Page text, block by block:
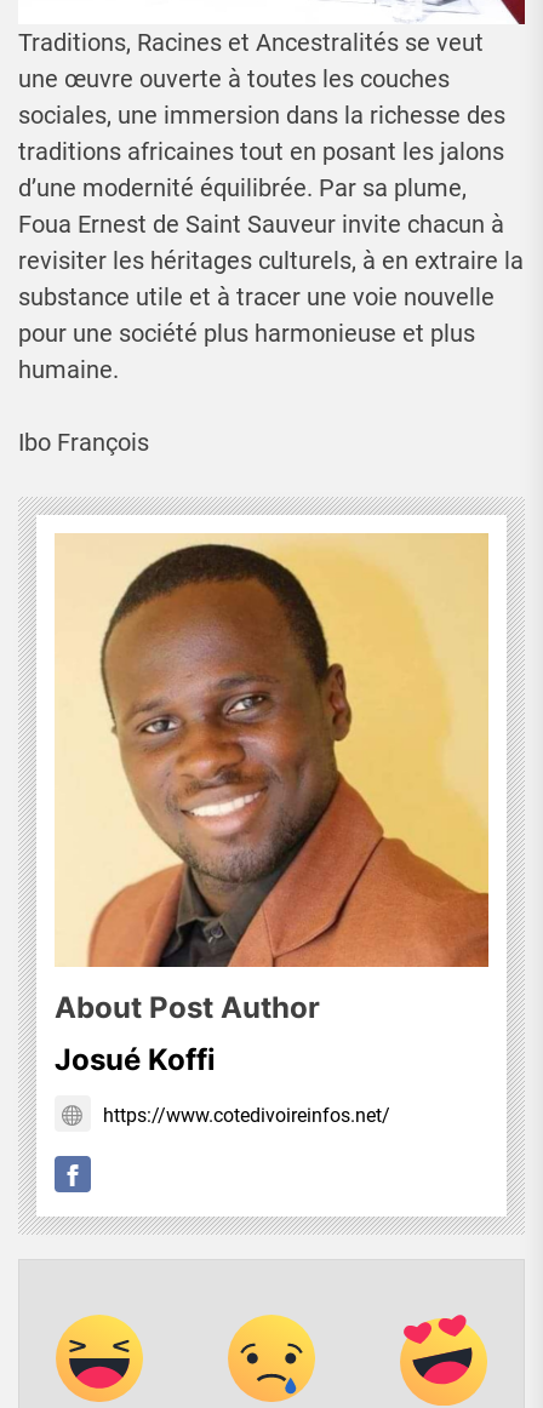
Traditions, Racines et Ancestralités se veut
une œuvre ouverte à toutes les couches
sociales, une immersion dans la richesse des
traditions africaines tout en posant les jalons
d’une modernité équilibrée. Par sa plume,
Foua Ernest de Saint Sauveur invite chacun à
revisiter les héritages culturels, à en extraire la
substance utile et à tracer une voie nouvelle
pour une société plus harmonieuse et plus
humaine.
Ibo François
About Post Author
Josué Koffi
https://www.cotedivoireinfos.net/